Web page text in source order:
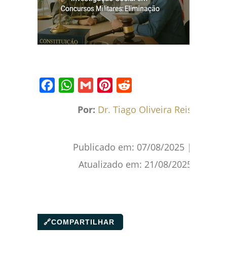
Por: Dr. Tiago Oliveira Reis
Publicado em: 07/08/2025 |
Atualizado em: 21/08/2025
🔗COMPARTILHAR